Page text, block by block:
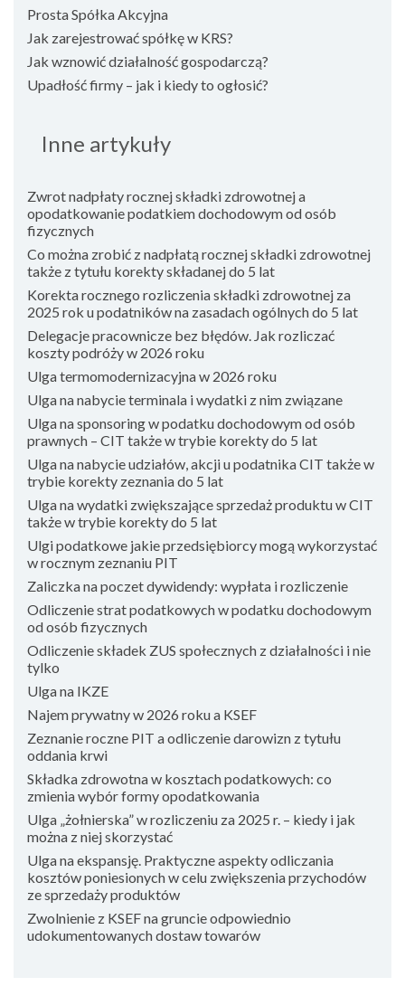
Prosta Spółka Akcyjna
Jak zarejestrować spółkę w KRS?
Jak wznowić działalność gospodarczą?
Upadłość firmy – jak i kiedy to ogłosić?
Inne artykuły
Zwrot nadpłaty rocznej składki zdrowotnej a
opodatkowanie podatkiem dochodowym od osób
fizycznych
Co można zrobić z nadpłatą rocznej składki zdrowotnej
także z tytułu korekty składanej do 5 lat
Korekta rocznego rozliczenia składki zdrowotnej za
2025 rok u podatników na zasadach ogólnych do 5 lat
Delegacje pracownicze bez błędów. Jak rozliczać
koszty podróży w 2026 roku
Ulga termomodernizacyjna w 2026 roku
Ulga na nabycie terminala i wydatki z nim związane
Ulga na sponsoring w podatku dochodowym od osób
prawnych – CIT także w trybie korekty do 5 lat
Ulga na nabycie udziałów, akcji u podatnika CIT także w
trybie korekty zeznania do 5 lat
Ulga na wydatki zwiększające sprzedaż produktu w CIT
także w trybie korekty do 5 lat
Ulgi podatkowe jakie przedsiębiorcy mogą wykorzystać
w rocznym zeznaniu PIT
Zaliczka na poczet dywidendy: wypłata i rozliczenie
Odliczenie strat podatkowych w podatku dochodowym
od osób fizycznych
Odliczenie składek ZUS społecznych z działalności i nie
tylko
Ulga na IKZE
Najem prywatny w 2026 roku a KSEF
Zeznanie roczne PIT a odliczenie darowizn z tytułu
oddania krwi
Składka zdrowotna w kosztach podatkowych: co
zmienia wybór formy opodatkowania
Ulga „żołnierska” w rozliczeniu za 2025 r. – kiedy i jak
można z niej skorzystać
Ulga na ekspansję. Praktyczne aspekty odliczania
kosztów poniesionych w celu zwiększenia przychodów
ze sprzedaży produktów
Zwolnienie z KSEF na gruncie odpowiednio
udokumentowanych dostaw towarów